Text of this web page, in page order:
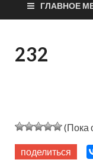
ГЛАВНОЕ
232
(Пока
поделиться